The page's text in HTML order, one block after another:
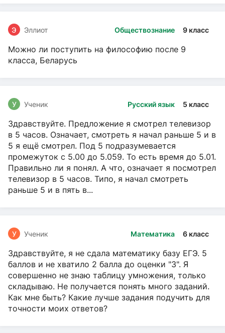
Обществознание 9 класс
Э Эллиот
Можно ли поступить на философию после 9
класса, Беларусь
Русский язык 5 класс
У Ученик
Здравствуйте. Предложение я смотрел телевизор
в 5 часов. Означает, смотреть я начал раньше 5 и в
5 я ещё смотрел. Под 5 подразумевается
промежуток с 5.00 до 5.059. То есть время до 5.01.
Правильно ли я понял. А что, означает я посмотрел
телевизор в 5 часов. Типо, я начал смотреть
раньше 5 и в пять в...
Математика 6 класс
У Ученик
Здравствуйте, я не сдала математику базу ЕГЭ. 5
баллов и не хватило 2 балла до оценки "3". Я
совершенно не знаю таблицу умножения, только
складываю. Не получается понять много заданий.
Как мне быть? Какие лучше задания подучить для
точности моих ответов?